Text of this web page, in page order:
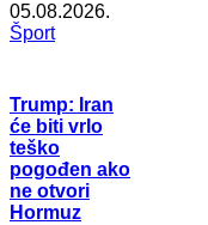
05.08.2026.
Šport
Trump: Iran
će biti vrlo
teško
pogođen ako
ne otvori
Hormuz